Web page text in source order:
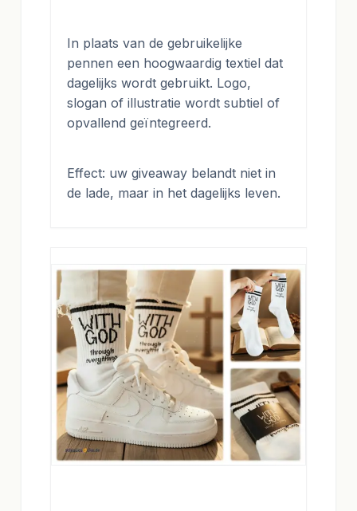
In plaats van de gebruikelijke
pennen een hoogwaardig textiel dat
dagelijks wordt gebruikt. Logo,
slogan of illustratie wordt subtiel of
opvallend geïntegreerd.
Effect: uw giveaway belandt niet in
de lade, maar in het dagelijks leven.